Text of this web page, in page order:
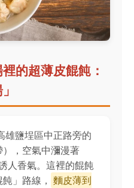
的超薄皮餛飩：
雄鹽埕區中正路旁的
，空氣中瀰漫著
人香氣。這裡的餛飩
」路線， 麵皮薄到